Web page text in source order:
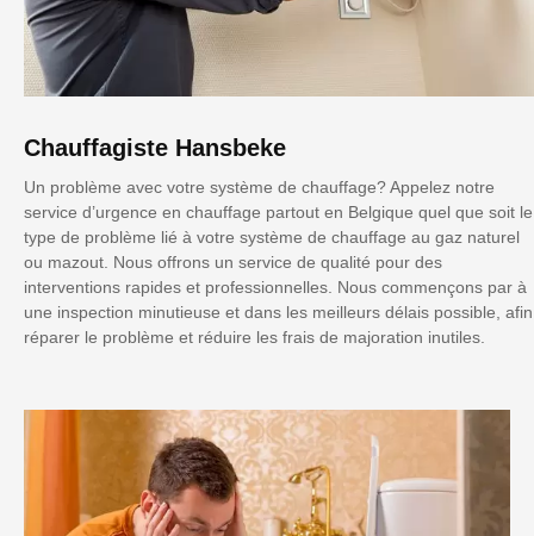
Chauffagiste Hansbeke
Un problème avec votre système de chauffage? Appelez notre
service d’urgence en chauffage partout en Belgique quel que soit le
type de problème lié à votre système de chauffage au gaz naturel
ou mazout. Nous offrons un service de qualité pour des
interventions rapides et professionnelles. Nous commençons par à
une inspection minutieuse et dans les meilleurs délais possible, afin
réparer le problème et réduire les frais de majoration inutiles.